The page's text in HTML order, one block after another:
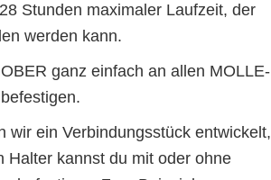
Stunden maximaler Laufzeit, der
werden kann.
ganz einfach an allen MOLLE-
wir ein Verbindungsstück entwickelt,
Halter kannst du mit oder ohne